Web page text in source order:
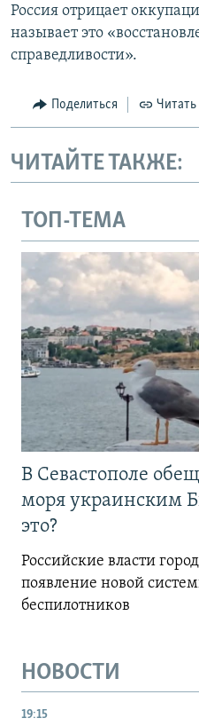
Россия отрицает
называет это
справедливости».
Поделиться Читать
ЧИТАЙТЕ ТАКЖЕ:
ТОП-ТЕМА
В Севастополе
моря украинским
это?
Российские власти
появление новой
беспилотников
НОВОСТИ
19:15